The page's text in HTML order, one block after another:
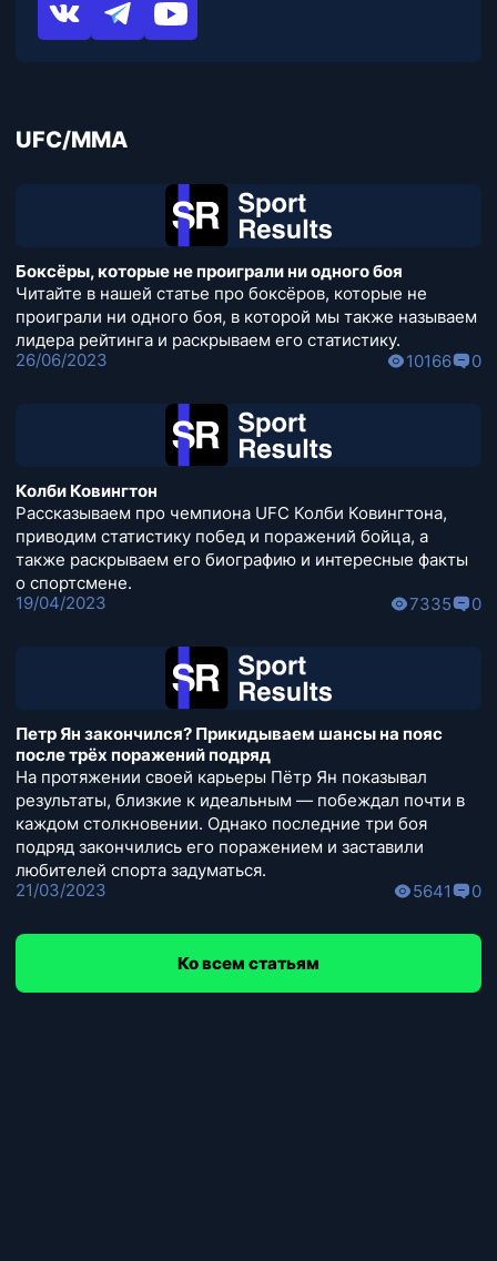
UFC/MMA
Боксёры, которые не проиграли ни одного боя
Читайте в нашей статье про боксёров, которые не
проиграли ни одного боя, в которой мы также называем
лидера рейтинга и раскрываем его статистику.
26/06/2023
10166 0
Колби Ковингтон
Рассказываем про чемпиона UFC Колби Ковингтона,
приводим статистику побед и поражений бойца, а
также раскрываем его биографию и интересные факты
о спортсмене.
19/04/2023
7335 0
Петр Ян закончился? Прикидываем шансы на пояс
после трёх поражений подряд
На протяжении своей карьеры Пётр Ян показывал
результаты, близкие к идеальным — побеждал почти в
каждом столкновении. Однако последние три боя
подряд закончились его поражением и заставили
любителей спорта задуматься.
21/03/2023
5641 0
Ко всем статьям